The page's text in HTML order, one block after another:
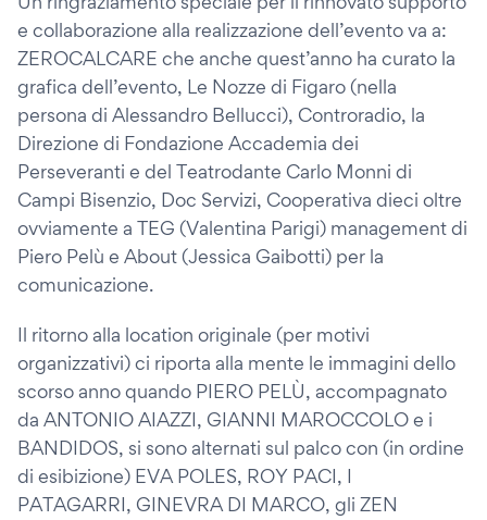
e collaborazione alla realizzazione dell’evento va a:
ZEROCALCARE che anche quest’anno ha curato la
grafica dell’evento, Le Nozze di Figaro (nella
persona di Alessandro Bellucci), Controradio, la
Direzione di Fondazione Accademia dei
Perseveranti e del Teatrodante Carlo Monni di
Campi Bisenzio, Doc Servizi, Cooperativa dieci oltre
ovviamente a TEG (Valentina Parigi) management di
Piero Pelù e About (Jessica Gaibotti) per la
comunicazione.
Il ritorno alla location originale (per motivi
organizzativi) ci riporta alla mente le immagini dello
scorso anno quando PIERO PELÙ, accompagnato
da ANTONIO AIAZZI, GIANNI MAROCCOLO e i
BANDIDOS, si sono alternati sul palco con (in ordine
di esibizione) EVA POLES, ROY PACI, I
PATAGARRI, GINEVRA DI MARCO, gli ZEN